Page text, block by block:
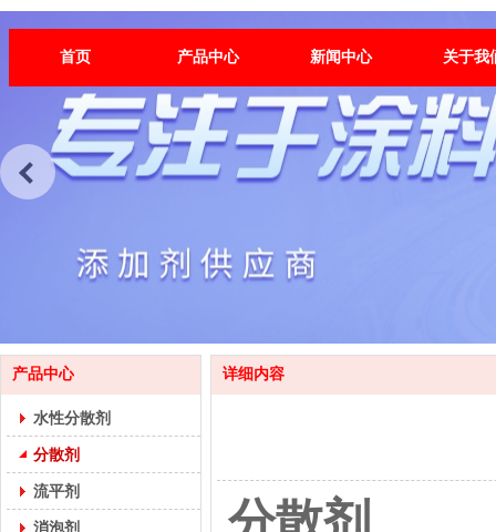
首页 产品中心 新闻中心 关于我
产品中心
水性分散剂
分散剂
流平剂
消泡剂
详细内容
分散剂